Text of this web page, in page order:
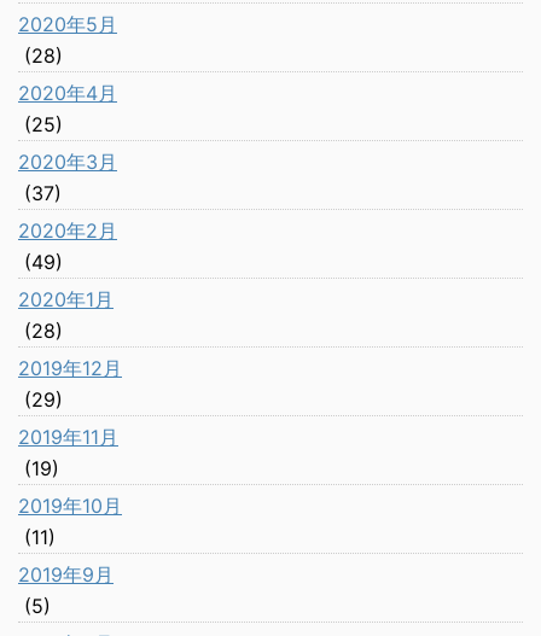
2020年5月
(28)
2020年4月
(25)
2020年3月
(37)
2020年2月
(49)
2020年1月
(28)
2019年12月
(29)
2019年11月
(19)
2019年10月
(11)
2019年9月
(5)